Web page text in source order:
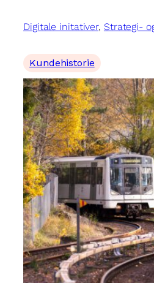
Digitale initativer, Strategi-
Kundehistorie